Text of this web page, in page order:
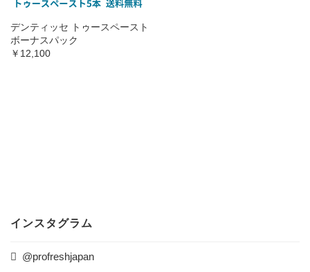
デンティッセ トゥースペースト
ボーナスパック
￥12,100
インスタグラム
@profreshjapan